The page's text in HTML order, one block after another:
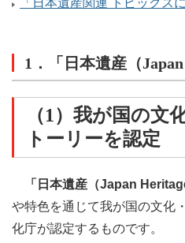
「日本遺産関連 トピックス
1．「日本遺産（
（1）我が国の文
トーリーを認定
「日本遺産（Japan
や特色を通じて我が国の文化
化庁が認定するものです。